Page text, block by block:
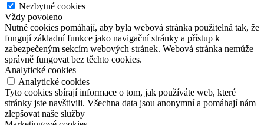
Nezbytné cookies
Vždy povoleno
Nutné cookies pomáhají, aby byla webová stránka použitelná tak, že
fungují základní funkce jako navigační stránky a přístup k
zabezpečeným sekcím webových stránek. Webová stránka nemůže
správně fungovat bez těchto cookies.
Analytické cookies
Analytické cookies
Tyto cookies sbírají informace o tom, jak používáte web, které
stránky jste navštivili. Všechna data jsou anonymní a pomáhají nám
zlepšovat naše služby